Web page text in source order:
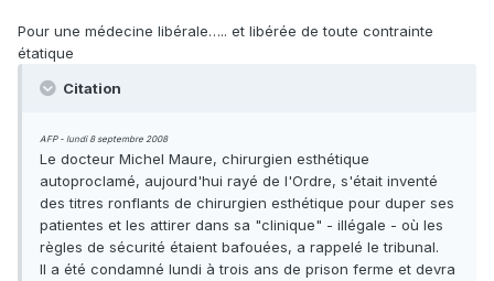
Pour une médecine libérale….. et libérée de toute contrainte
étatique
Citation
AFP - lundi 8 septembre 2008
Le docteur Michel Maure, chirurgien esthétique
autoproclamé, aujourd'hui rayé de l'Ordre, s'était inventé
des titres ronflants de chirurgien esthétique pour duper ses
patientes et les attirer dans sa "clinique" - illégale - où les
règles de sécurité étaient bafouées, a rappelé le tribunal.
Il a été condamné lundi à trois ans de prison ferme et devra